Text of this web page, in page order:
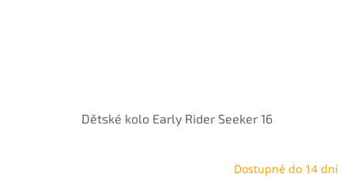
Dětské kolo Early Rider Seeker 16
Dostupné do 14 dní